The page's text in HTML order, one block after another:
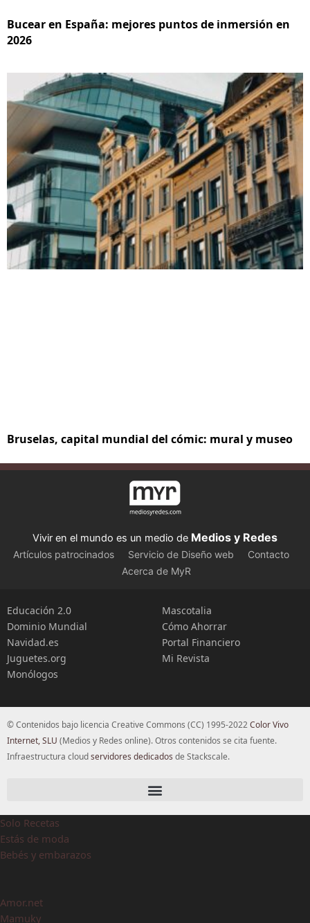
Bucear en España: mejores puntos de inmersión en
2026
Bruselas, capital mundial del cómic: mural y museo
Vivir en el mundo es un medio de Medios y Redes
Artículos patrocinados Servicio de Diseño web
Contacto
Acerca de MyR
Educación 2.0
Dominio Mundial
Navidad.es
Juguetes.org
Monólogos
Mascotalia
Cómo Ahorrar
Portal Financiero
Mi Revista
© Contenidos bajo licencia Creative Commons (CC) 1995-2022Color Vivo
Internet, SLU (Medios y Redes online). Otros contenidos se cita fuente.
Infraestructura cloudservidores dedicados de Stackscale.
Solo Recetas
Estás de moda
Bebés y embarazos
Amor.net
Mamuky